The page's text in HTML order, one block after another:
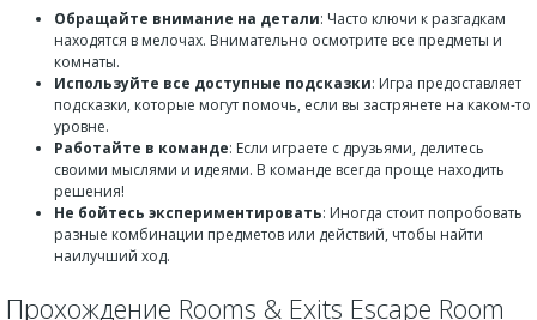
Обращайте внимание на детали: Часто ключи к разгадкам
находятся в мелочах. Внимательно осмотрите все предметы и
комнаты.
Используйте все доступные подсказки: Игра предоставляет
подсказки, которые могут помочь, если вы застрянете на каком-то
уровне.
Работайте в команде: Если играете с друзьями, делитесь
своими мыслями и идеями. В команде всегда проще находить
решения!
Не бойтесь экспериментировать: Иногда стоит попробовать
разные комбинации предметов или действий, чтобы найти
наилучший ход.
Прохождение Rooms & Exits Escape Room